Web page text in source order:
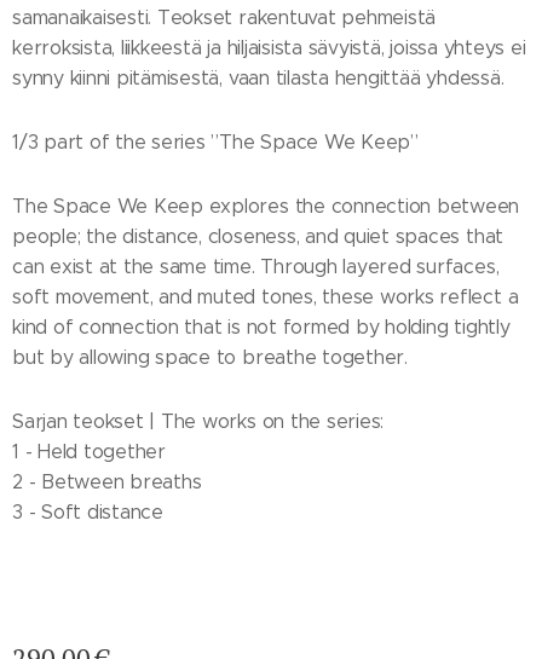
samanaikaisesti. Teokset rakentuvat pehmeistä
kerroksista, liikkeestä ja hiljaisista sävyistä, joissa yhteys ei
synny kiinni pitämisestä, vaan tilasta hengittää yhdessä.
1/3 part of the series ”The Space We Keep”
The Space We Keep explores the connection between
people; the distance, closeness, and quiet spaces that
can exist at the same time. Through layered surfaces,
soft movement, and muted tones, these works reflect a
kind of connection that is not formed by holding tightly
but by allowing space to breathe together.
Sarjan teokset | The works on the series:
1 - Held together
2 - Between breaths
3 - Soft distance